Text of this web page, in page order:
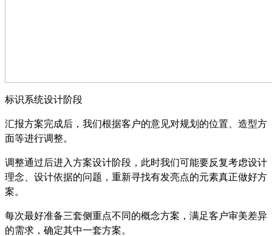
标识系统设计阶段
汇报方案完成后，我们根据客户的意见对规划的位置、造型方
面等进行调整。
调整通过后进入方案设计阶段，此时我们可能要反复考虑设计
理念、设计依据的问题，重新寻找有发亮点的元素真正做好方
案。
每次最好准备三套侧重点不同的概念方案，满足客户审美差异
的需求，确定其中一套方案。